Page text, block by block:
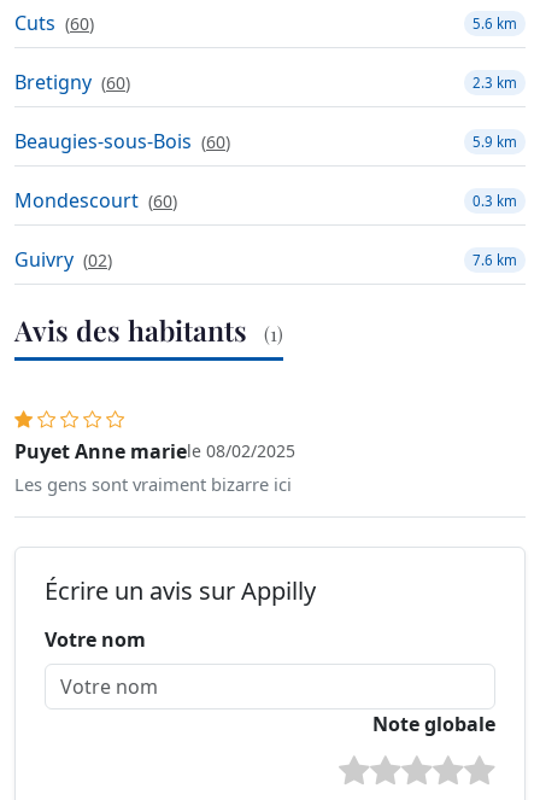
Cuts (60) 5.6 km
Bretigny (60) 2.3 km
Beaugies-sous-Bois (60) 5.9 km
Mondescourt (60) 0.3 km
Guivry (02) 7.6 km
Avis des habitants (1)
Puyet Anne mariele 08/02/2025
Les gens sont vraiment bizarre ici
Écrire un avis sur Appilly
Votre nom
Note globale